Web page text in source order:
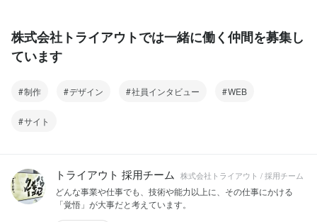
株式会社トライアウトでは一緒に働く仲間を募集し
ています
制作 デザイン 社員インタビュー WEB
サイト
トライアウト 採用チーム 株式会社トライアウト / 採用チーム
どんな事業や仕事でも、技術や能力以上に、その仕事にかける
「覚悟」が大事だと考えています。